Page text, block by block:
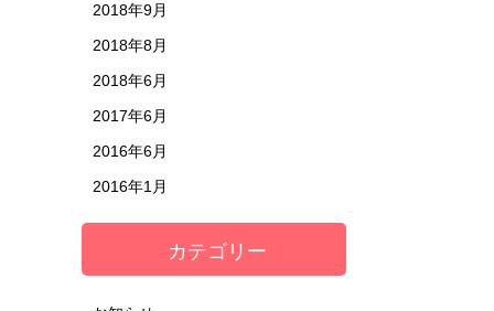
2018年9月
2018年8月
2018年6月
2017年6月
2016年6月
2016年1月
カテゴリー